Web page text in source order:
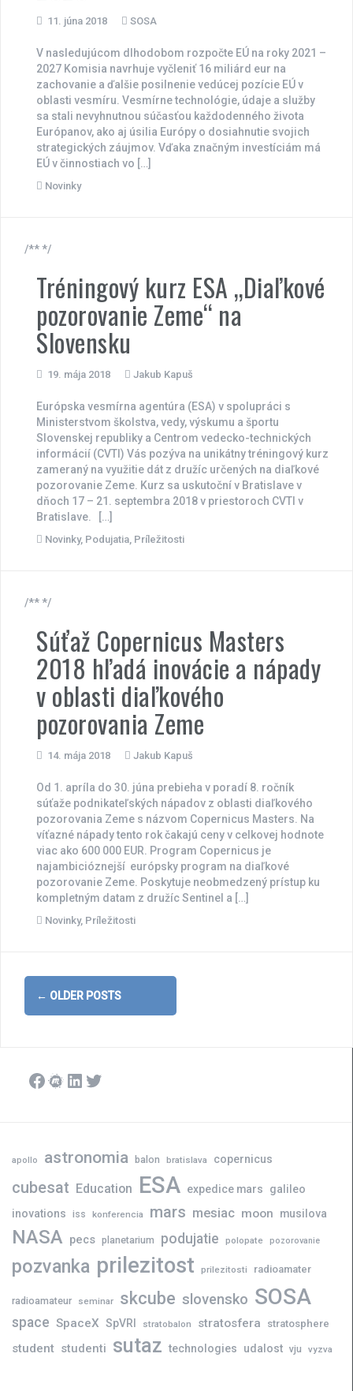
11. júna 2018 SOSA
V nasledujúcom dlhodobom rozpočte EÚ na roky 2021 –
2027 Komisia navrhuje vyčleniť 16 miliárd eur na
zachovanie a ďalšie posilnenie vedúcej pozície EÚ v
oblasti vesmíru. Vesmírne technológie, údaje a služby
sa stali nevyhnutnou súčasťou každodenného života
Európanov, ako aj úsilia Európy o dosiahnutie svojich
strategických záujmov. Vďaka značným investíciám má
EÚ v činnostiach vo […]
Novinky
/** */
Tréningový kurz ESA „Diaľkové
pozorovanie Zeme“ na
Slovensku
19. mája 2018 Jakub Kapuš
Európska vesmírna agentúra (ESA) v spolupráci s
Ministerstvom školstva, vedy, výskumu a športu
Slovenskej republiky a Centrom vedecko-technických
informácií (CVTI) Vás pozýva na unikátny tréningový kurz
zameraný na využitie dát z družíc určených na diaľkové
pozorovanie Zeme. Kurz sa uskutoční v Bratislave v
dňoch 17 – 21. septembra 2018 v priestoroch CVTI v
Bratislave. […]
Novinky, Podujatia, Príležitosti
/** */
Súťaž Copernicus Masters
2018 hľadá inovácie a nápady
v oblasti diaľkového
pozorovania Zeme
14. mája 2018 Jakub Kapuš
Od 1. apríla do 30. júna prebieha v poradí 8. ročník
súťaže podnikateľských nápadov z oblasti diaľkového
pozorovania Zeme s názvom Copernicus Masters. Na
víťazné nápady tento rok čakajú ceny v celkovej hodnote
viac ako 600 000 EUR. Program Copernicus je
najambicióznejší európsky program na diaľkové
pozorovanie Zeme. Poskytuje neobmedzený prístup ku
kompletným datam z družíc Sentinel a […]
Novinky, Príležitosti
Posts
navigation
← OLDER POSTS
Facebook
Meetup
LinkedIn
Twitter
apollo astronomia balon bratislava copernicus
cubesat Education ESA expedice mars
galileo
inovations iss konferencia mars mesiac moon musilova
NASA pecs planetarium podujatie polopate pozorovanie
pozvanka prilezitost prilezitosti radioamater
radioamateur seminar skcube slovensko SOSA
space SpaceX SpVRI stratobalon stratosfera stratosphere
student studenti sutaz technologies udalost vju vyzva